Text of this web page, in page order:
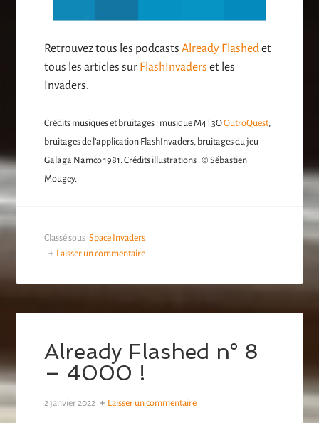
Retrouvez tous les podcastsAlready Flashedet
tous les articles sur FlashInvaders et les
Invaders.
Crédits musiques et bruitages : musique M4T3OOutroQuest,
bruitages de l’application FlashInvaders, bruitages du jeu
Galaga Namco 1981. Crédits illustrations : © Sébastien
Mougey.
Classé sous :Space Invaders
Laisser un commentaire
Already Flashed n° 8
– 4000 !
2 janvier 2022 Laisser un commentaire